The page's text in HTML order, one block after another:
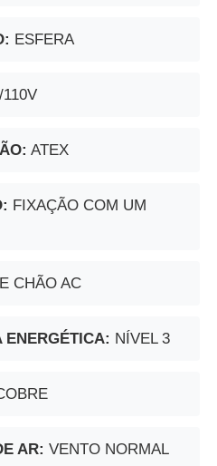
ESFERA
ATEX
FIXAÇÃO COM UM
CHÃO AC
ENERGÉTICA: NÍVEL 3
AR: VENTO NORMAL